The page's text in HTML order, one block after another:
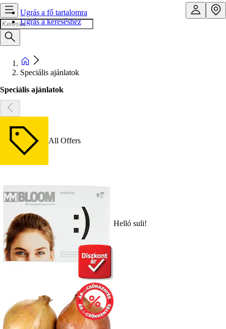
Ugrás a fő tartalomra
Ugrás a kereséshez
Speciális ajánlatok
Speciális ajánlatok
All Offers
Helló suli!